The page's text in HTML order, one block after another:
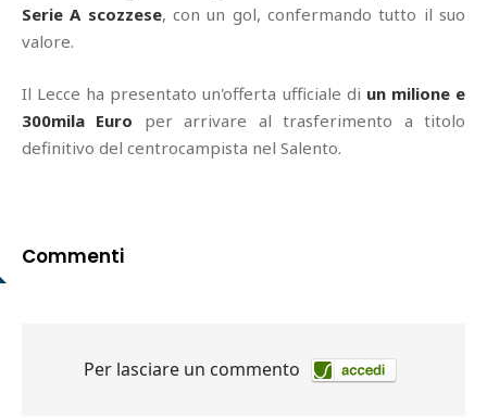
Serie A scozzese, con un gol, confermando tutto il suo
valore.
Il Lecce ha presentato un'offerta ufficiale di un milione e
300mila Euro per arrivare al trasferimento a titolo
definitivo del centrocampista nel Salento.
Commenti